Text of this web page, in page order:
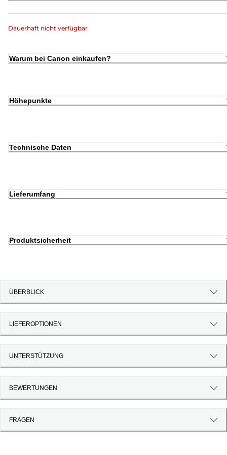
Dauerhaft nicht verfügbar
Warum bei Canon einkaufen?
Höhepunkte
Technische Daten
Lieferumfang
Produktsicherheit
ÜBERBLICK
LIEFEROPTIONEN
UNTERSTÜTZUNG
BEWERTUNGEN
FRAGEN